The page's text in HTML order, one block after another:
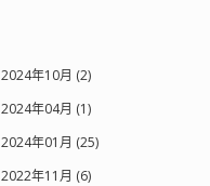
2024年10月 (2)
2024年04月 (1)
2024年01月 (25)
2022年11月 (6)